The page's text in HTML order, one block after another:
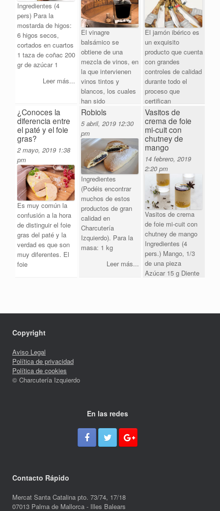
Ingredientes (4
pers) Para la
mostarda de higos:
6 higos secos,
cortados en cuartos
1 taza de coñac 200
gr de azúcar 1
Leer más...
El vinagre
balsámico se
obtiene de una
mezcla de vinos, en
la que intervienen
vinos tintos y
blancos, los cuales
han sido
El jamón ibérico es
un exquisito
producto que cuenta
con grandes
controles de calidad
durante todo el
proceso que
certifican
Leer más...
¿Conoces la
diferencia entre
el paté y el foie
gras?
2 mayo, 2019 1:38
pm
Es muy común la
confusión a la hora
de distinguir el foie
gras del paté y la
verdad es que son
muy diferentes. El
foie
Robiols
5 abril, 2019 12:30
pm
Ingredientes
(Podéis encontrar
muchos de estos
productos de gran
calidad en
Charcutería
Izquierdo). Para la
masa: 1 kg
Leer más...
Vasitos de
crema de foie
mi-cuit con
chutney de
mango
14 febrero, 2019
2:20 pm
Vasitos de crema
de foie mi-cuit con
chutney de mango
Ingredientes (4
pers.) Mango, 1/3
de una pieza
Azúcar 15 g Diente
Copyright
Aviso Legal
Política de privacidad
Política de cookies
© Charcutería Izquierdo
En las redes
Contacto Rápido
Mercat Santa Catalina pto. 73/74, 17/18
07013 Palma de Mallorca - Illes Balears